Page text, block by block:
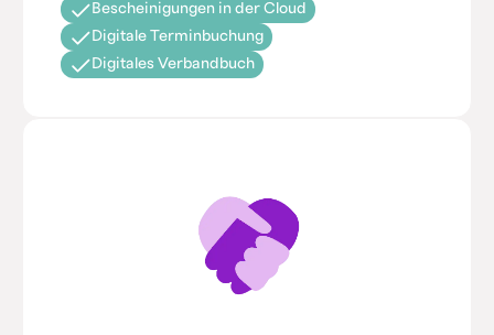
Bescheinigungen in der Cloud
Digitale Terminbuchung
Digitales Verbandbuch